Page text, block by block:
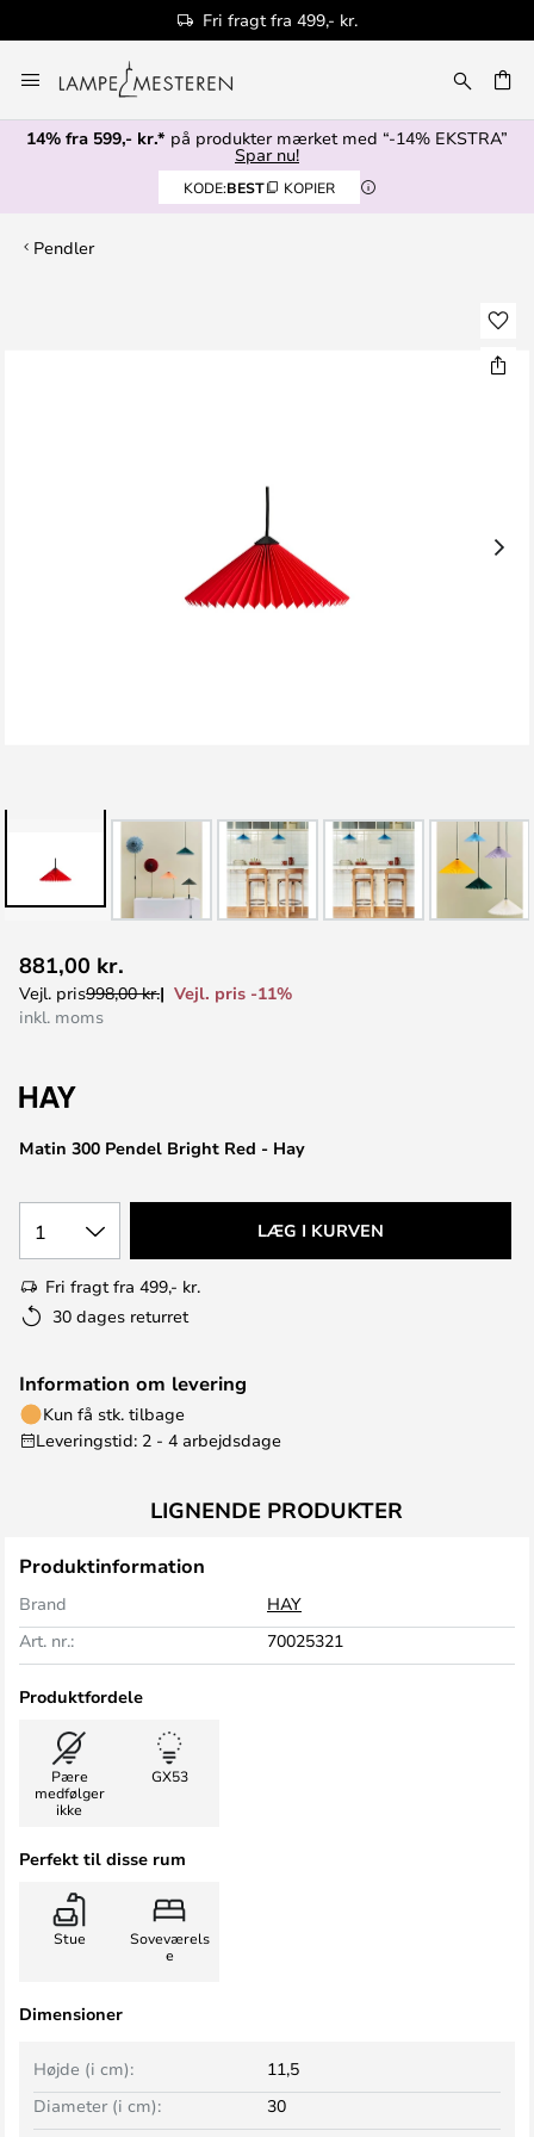
Fri fragt fra 499,- kr.
to
Content
14% fra 599,- kr.* på produkter mærket med “-14% EKSTRA”
Spar nu!
KODE:BEST KOPIER
Pendler
til
starten
Matin 300 Pendel Bright Red - Hay
881,00 kr.
Vejl. pris998,00 kr.
Vejl. pris -11%
inkl. moms
1 LÆG I KURVEN
Fri fragt fra 499,- kr.
30 dages returret
Information om levering
Kun få stk. tilbage
Leveringstid: 2 - 4 arbejdsdage
LIGNENDE PRODUKTER
Produktinformation
Brand
HAY
Art. nr.:
70025321
Produktfordele
Pære
medfølger
ikke
GX53
Perfekt til disse rum
Stue
Soveværels
e
Dimensioner
Højde (i cm):
11,5
Diameter (i cm):
30